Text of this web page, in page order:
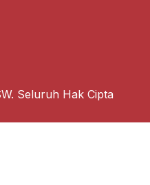
Seluruh Hak Cipta